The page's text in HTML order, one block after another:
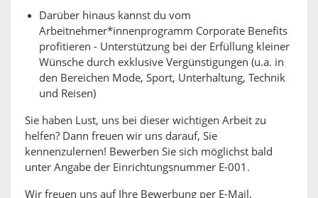
Darüber hinaus kannst du vom
Arbeitnehmer*innenprogramm Corporate Benefits
profitieren - Unterstützung bei der Erfüllung kleiner
Wünsche durch exklusive Vergünstigungen (u.a. in
den Bereichen Mode, Sport, Unterhaltung, Technik
und Reisen)
Sie haben Lust, uns bei dieser wichtigen Arbeit zu
helfen? Dann freuen wir uns darauf, Sie
kennenzulernen! Bewerben Sie sich möglichst bald
unter Angabe der Einrichtungsnummer E-001.
Wir freuen uns auf Ihre Bewerbung per E-Mail,